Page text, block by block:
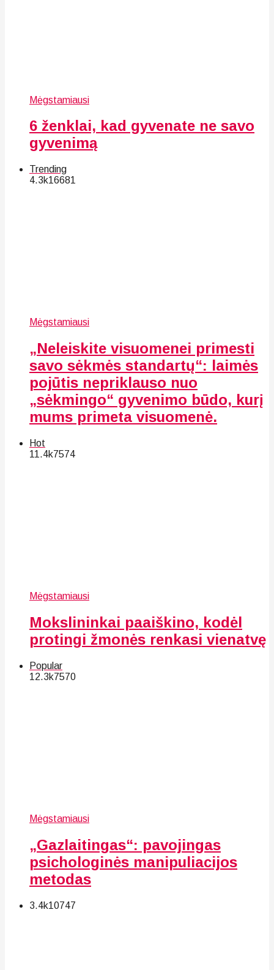
Mėgstamiausi
6 ženklai, kad gyvenate ne savo
gyvenimą
Trending
4.3k16681
Mėgstamiausi
„Neleiskite visuomenei primesti
savo sėkmės standartų“: laimės
pojūtis nepriklauso nuo
„sėkmingo“ gyvenimo būdo, kurį
mums primeta visuomenė.
Hot
11.4k7574
Mėgstamiausi
Mokslininkai paaiškino, kodėl
protingi žmonės renkasi vienatvę
Popular
12.3k7570
Mėgstamiausi
„Gazlaitingas“: pavojingas
psichologinės manipuliacijos
metodas
3.4k10747